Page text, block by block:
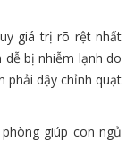
giá trị rõ rệt nhất
bị nhiễm lạnh do
phải dậy chỉnh quạt
giúp con ngủ